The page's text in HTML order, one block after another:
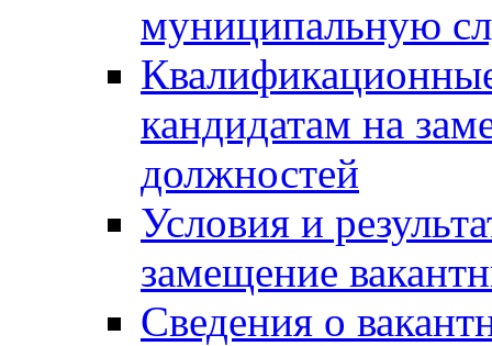
муниципальную
кандидатам на
должностей
Условия и
замещение
Сведения о